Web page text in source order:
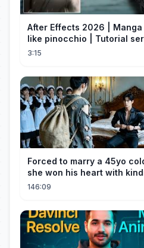
After Effects 2026 | Manga
like pinocchio | Tutorial
4
3:15
Forced to marry a 45yo cold
she won his heart with
was spoiled daily!
146:09